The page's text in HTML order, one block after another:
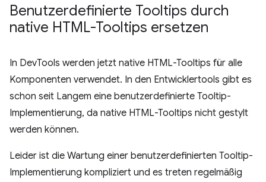
Benutzerdefinierte Tooltips durch
native HTML-Tooltips ersetzen
In DevTools werden jetzt native HTML-Tooltips für alle
Komponenten verwendet. In den Entwicklertools gibt es
schon seit Langem eine benutzerdefinierte Tooltip-
Implementierung, da native HTML-Tooltips nicht gestylt
werden können.
Leider ist die Wartung einer benutzerdefinierten Tooltip-
Implementierung kompliziert und es treten regelmäßig